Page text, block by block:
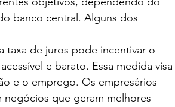
banco central. Alguns dos
taxa de juros pode incentivar o
e barato. Essa medida visa
e o emprego. Os empresários
negócios que geram melhores